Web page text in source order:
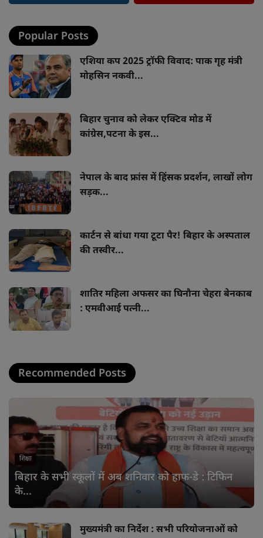
Popular Posts
एशिया कप 2025 ट्रॉफी विवाद: पाक गृह मंत्री
मोहसिन नकवी...
बिहार चुनाव को लेकर एक्टिव मोड में
कांग्रेस,पटना के इस...
नेपाल के बाद फ्रांस में हिंसक प्रदर्शन, लाखों लोग
सड़क...
कार्टन से बांधा गया टूटा पैर! बिहार के अस्पताल
की तस्वीर...
शातिर महिला अफसर का घिनौना चेहरा बेनकाब
: एमवीआई पत्नी...
Recommended Posts
शिक्षा
बिहार के सभी स्कूलों में अब शनिवार को हाफ-डे : टिफिन
के...
मुख्यमंत्री का निर्देश : सभी परियोजनाओं को